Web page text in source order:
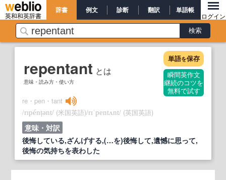
英和和英辞書
辞書 例文 診断 翻訳 単語帳
ログイン
repentant とは
意味・読み方・使い方
単語を保存
瞬間英作文
継続のコツを
無料で試す
re・pen・tant
/rɪpénṭənt/ (米国英語)/rɪˈpentʌnt/ (英国英語)
意味・対訳
後悔している,ざんげする,(…を)後悔して,遺憾に思って,
後悔の気持ちを表わした